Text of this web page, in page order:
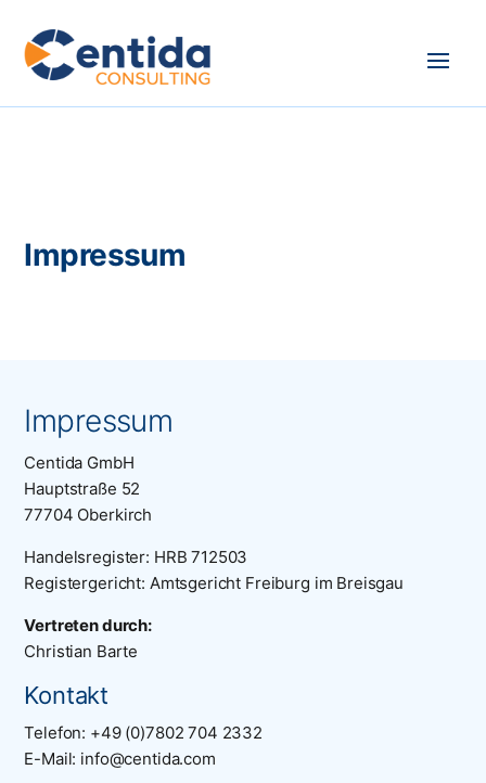
Impressum
Impressum
Centida GmbH
Hauptstraße 52
77704 Oberkirch
Handelsregister: HRB 712503
Registergericht: Amtsgericht Freiburg im Breisgau
Vertreten durch:
Christian Barte
Kontakt
Telefon: +49 (0)7802 704 2332
E-Mail: info@centida.com